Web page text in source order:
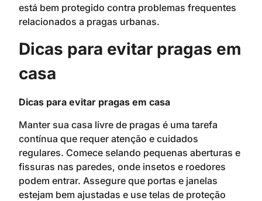
está bem protegido contra problemas frequentes
relacionados a pragas urbanas.
Dicas para evitar pragas em
casa
Dicas para evitar pragas em casa
Manter sua casa livre de pragas é uma tarefa
contínua que requer atenção e cuidados
regulares. Comece selando pequenas aberturas e
fissuras nas paredes, onde insetos e roedores
podem entrar. Assegure que portas e janelas
estejam bem ajustadas e use telas de proteção